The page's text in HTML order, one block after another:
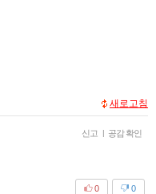
새로고침
신고 | 공감 확인
0
0